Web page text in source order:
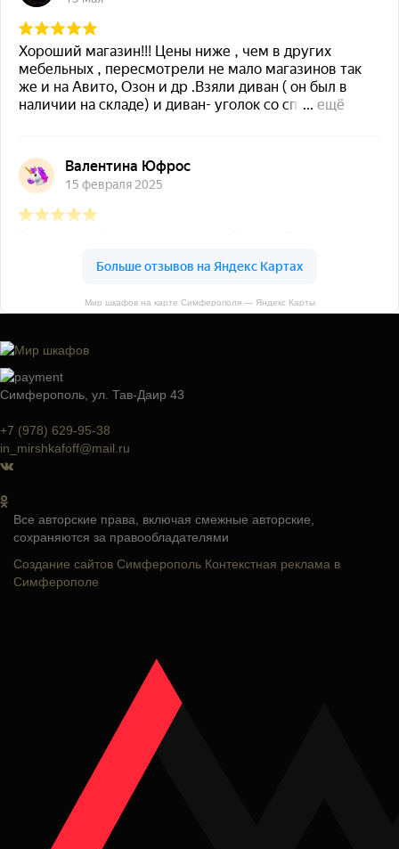
Мир шкафов на карте Симферополя — Яндекс Карты
Симферополь, ул. Тав-Даир 43
+7 (978) 629-95-38
in_mirshkafoff@mail.ru
Все авторские права, включая смежные авторские,
сохраняются за правообладателями
Создание сайтов Симферополь Контекстная реклама в
Симферополе